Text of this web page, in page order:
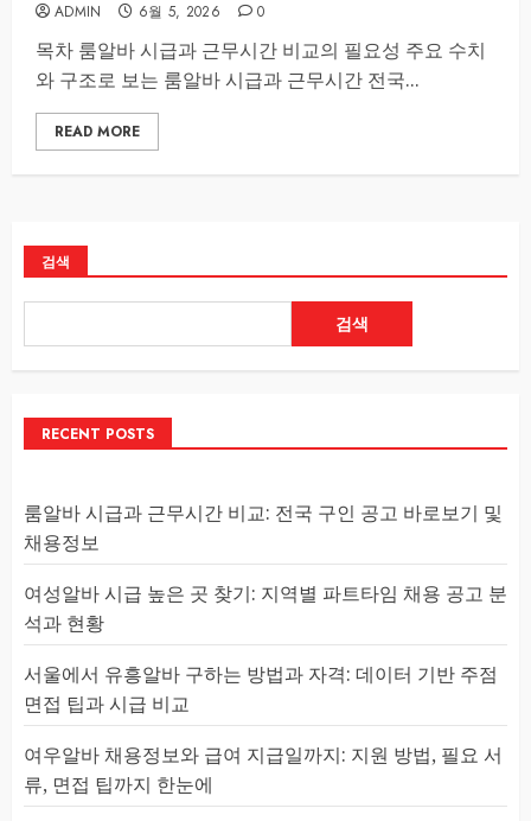
ADMIN 6월 5, 2026 0
목차 룸알바 시급과 근무시간 비교의 필요성 주요 수치
와 구조로 보는 룸알바 시급과 근무시간 전국...
READ MORE
검색
검색
RECENT POSTS
룸알바 시급과 근무시간 비교: 전국 구인 공고 바로보기 및
채용정보
여성알바 시급 높은 곳 찾기: 지역별 파트타임 채용 공고 분
석과 현황
서울에서 유흥알바 구하는 방법과 자격: 데이터 기반 주점
면접 팁과 시급 비교
여우알바 채용정보와 급여 지급일까지: 지원 방법, 필요 서
류, 면접 팁까지 한눈에